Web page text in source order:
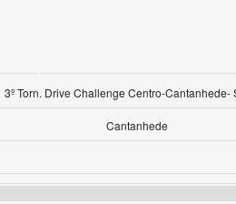
3º Torn. Drive Challenge Centro-Cantanhede-
Cantanhede